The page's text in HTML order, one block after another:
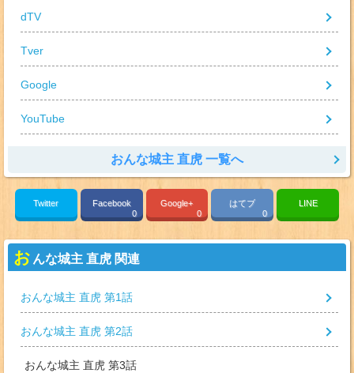
dTV
Tver
Google
YouTube
おんな城主 直虎 一覧へ
Twitter
Facebook
0
Google+
0
はてブ
0
LINE
お んな城主 直虎 関連
おんな城主 直虎 第1話
おんな城主 直虎 第2話
おんな城主 直虎 第3話